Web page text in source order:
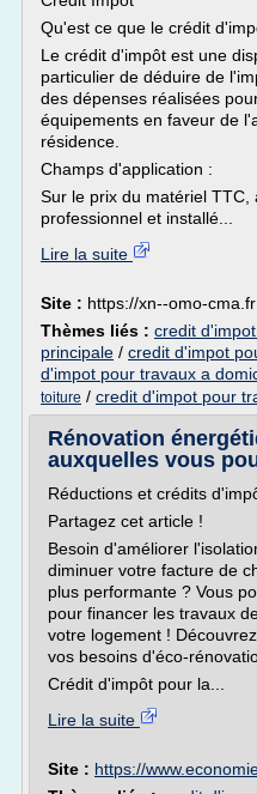
Qu'est ce que le crédit
Le crédit d'impôt est une
particulier de déduire de
des dépenses réalisées
équipements en faveur de
résidence.
Champs d'application :
Sur le prix du matériel TTC,
professionnel et installé...
Lire la suite
Site : https://xn--omo-cma.fr
Thèmes liés : credit
principale / credit d'impot
d'impot pour travaux a
toiture / credit d'impot pour
Rénovation
auxquelles vous
Réductions et crédits
Partagez cet article !
Besoin d'améliorer
diminuer votre facture de
plus performante ? Vous
pour financer les travaux
votre logement !
vos besoins d'éco-
Crédit d'impôt pour la...
Lire la suite
Site : https://